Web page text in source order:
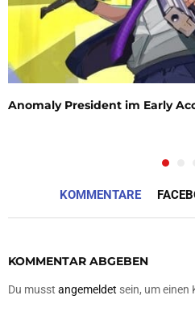
Anomaly President im Early
KOMMENTARE
KOMMENTAR ABGEBEN
Du musst angemeldet sein, um einen